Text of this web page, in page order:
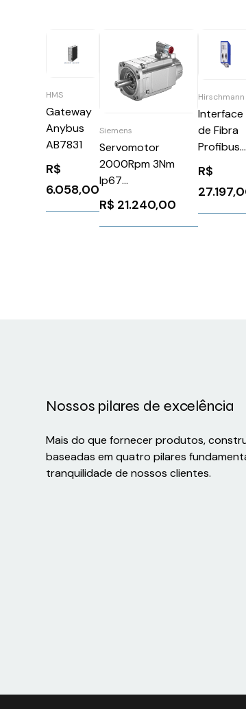
HMS
Gateway
Anybus
AB7831
R$
6.058,00
Siemens
Servomotor
2000Rpm 3Nm
Ip67
1FK70422AC711CA2
Siemens 90936
R$ 21.240,00
Hirschmann
Interface
de Fibra
Profibus
OZD PROFI
12M G22-
1300 EEC
942 148-
R$
Nossos pilares de excelência
Mais do que fornecer produtos,
baseadas em quatro pilares
tranquilidade de nossos clientes.